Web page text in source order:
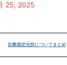
25, 2025
乱数固定化技についてまとめ